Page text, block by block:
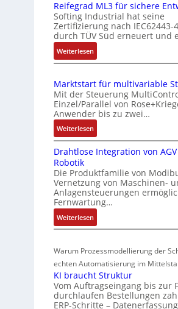
s
s
u
n
n
d
Z
u
t
a
n
d
s
r
a
c
h
o
m
b
n
e
r
t
o
s
t
i
s
e
s
s
u
a
c
h
e
S
n
s
o
r
-
I
n
e
g
r
t
o
i
n
F
a
Reifegrad ML3 für sichere
Softing Industrial hat seine
Zertifizierung nach IEC62443-
durch TÜV Süd erneuert und
Weiterlesen:
I
C
6
2
4
4
3
-
e
r
t
u
n
Marktstart für multivariable
Mit der Steuerung
Einzel/Parallel von
Anwender bis zu zwei…
Weiterlesen:
M
a
k
t
s
t
a
r
f
ü
r
m
u
Drahtlose Integration von
Robotik
Die Produktfamilie von
Vernetzung von Maschinen-
Anlagensteuerungen
Fernwartung…
Weiterlesen:
D
a
h
t
l
o
Warum Prozessmodellierung der
echten Automatisierung im
KI braucht Struktur
Vom Auftragseingang bis zur
durchlaufen Bestellungen
ERP-Schritte –